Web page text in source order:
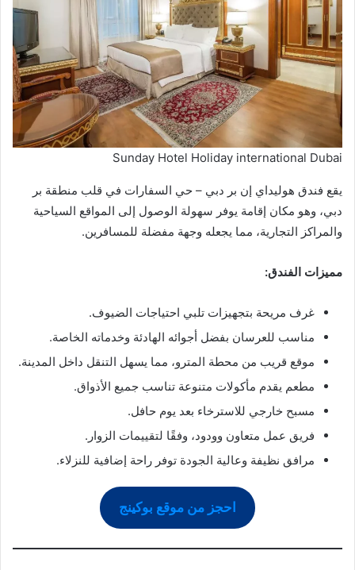
Sunday Hotel Holiday international Dubai
يقع فندق هوليداي إن بر دبي – حي السفارات في قلب منطقة بر
دبي، وهو مكان إقامة يوفر سهولة الوصول إلى المواقع السياحية
والمراكز التجارية، مما يجعله وجهة مفضلة للمسافرين.
مميزات الفندق:
غرف مريحة بتجهيزات تلبي احتياجات الضيوف.
مناسب للعرسان بفضل أجوائه الهادئة وخدماته الخاصة.
موقع قريب من محطة المترو، مما يسهل التنقل داخل المدينة.
مطعم يقدم مأكولات متنوعة تناسب جميع الأذواق.
مسبح خارجي للاسترخاء بعد يوم حافل.
فريق عمل متعاون وودود، وفقًا لتقييمات الزوار.
مرافق نظيفة وعالية الجودة توفر راحة إضافية للنزلاء.
احجز من موقع بوكينج